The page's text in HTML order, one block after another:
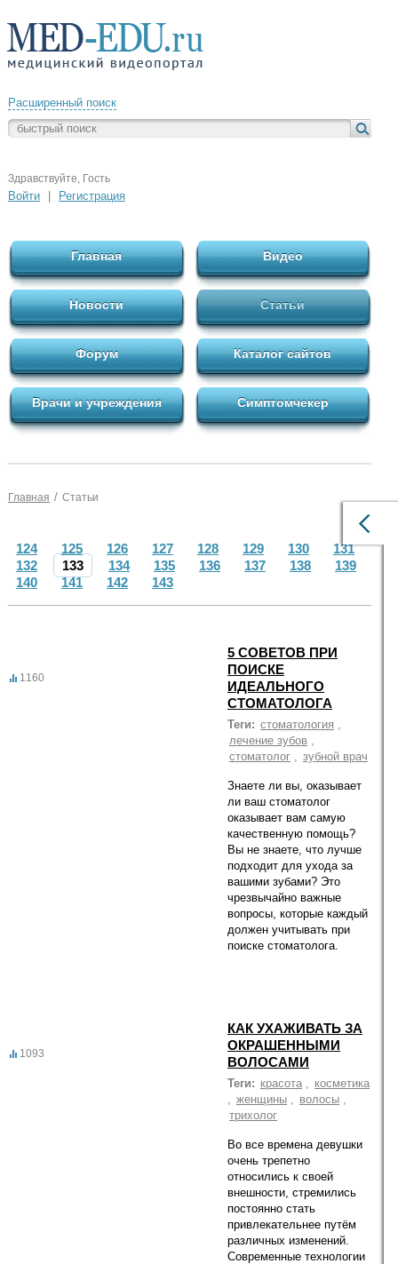
Расширенный поиск
Здравствуйте, Гость
Войти Регистрация
Главная Видео
Новости Статьи
Форум Каталог сайтов
Врачи и учреждения Симптомчекер
Главная / Статьи
124 125 126 127 128 129 130
131
132
133 134 135 136 137 138
139
140
141 142 143
1160
5 СОВЕТОВ ПРИ
ПОИСКЕ
ИДЕАЛЬНОГО
СТОМАТОЛОГА
Теги: стоматология ,
лечение зубов ,
стоматолог , зубной врач
Знаете ли вы, оказывает
ли ваш стоматолог
оказывает вам самую
качественную помощь?
Вы не знаете, что лучше
подходит для ухода за
вашими зубами? Это
чрезвычайно важные
вопросы, которые каждый
должен учитывать при
поиске стоматолога.
1093
КАК УХАЖИВАТЬ ЗА
ОКРАШЕННЫМИ
ВОЛОСАМИ
Теги: красота , косметика
, женщины , волосы ,
трихолог
Во все времена девушки
очень трепетно
относились к своей
внешности, стремились
постоянно стать
привлекательнее путём
различных изменений.
Современные технологии